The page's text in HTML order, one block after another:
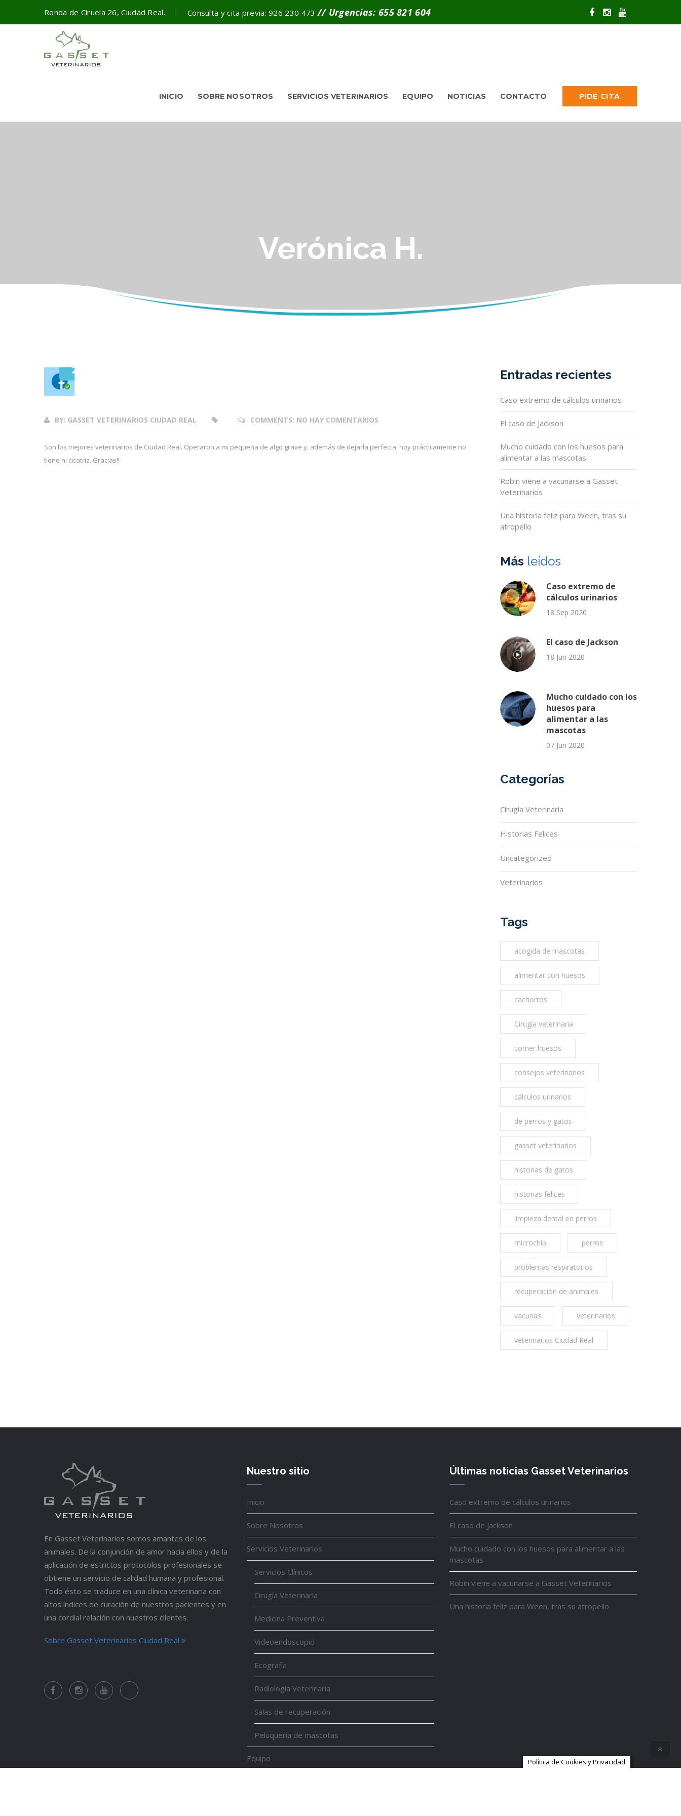
Ronda de Ciruela 26, Ciudad Real. Consulta y cita previa: 926 230 473// Urgencias: 655 821 604
INICIO SOBRE NOSOTROS SERVICIOS VETERINARIOS EQUIPO NOTICIAS CONTACTO PIDE CITA
Verónica H.
2017
BY: GASSET VETERINARIOS CIUDAD REAL COMMENTS: NO HAY COMENTARIOS
Son los mejores veterinarios de Ciudad Real. Operaron a mi pequeña de algo grave y, además de dejarla perfecta, hoy prácticamente no
tiene ni cicatriz. Gracias!!
Entradas recientes
Caso extremo de cálculos urinarios
El caso de Jackson
Mucho cuidado con los huesos para
alimentar a las mascotas
Robin viene a vacunarse a Gasset
Veterinarios
Una historia feliz para Ween, tras su
atropello
Más leídos
Caso extremo de
cálculos urinarios
18 Sep 2020
El caso de Jackson
18 Jun 2020
Mucho cuidado con los
huesos para
alimentar a las
mascotas
07 Jun 2020
Categorías
Cirugía Veterinaria
Historias Felices
Uncategorized
Veterinarios
Tags
acogida de mascotas
alimentar con huesos
cachorros
Cirugía veterinaria
comer huesos
consejos veterinarios
cálculos urinarios
de perros y gatos
gasset veterinarios
historias de gatos
historias felices
limpieza dental en perros
microchip perros
problemas respiratorios
recuperación de animales
vacunas veterinarios
veterinarios Ciudad Real
En Gasset Veterinarios somos amantes de los
animales. De la conjunción de amor hacia ellos y de la
aplicación de estrictos protocolos profesionales se
obtiene un servicio de calidad humana y profesional.
Todo ésto se traduce en una clínica veterinaria con
altos índices de curación de nuestros pacientes y en
una cordial relación con nuestros clientes.
Sobre Gasset Veterinarios Ciudad Real
Nuestro sitio
Inicio
Sobre Nosotros
Servicios Veterinarios
Servicios Clínicos
Cirugía Veterinaria
Medicina Preventiva
Videoendoscopio
Ecografía
Radiología Veterinaria
Salas de recuperación
Peluquería de mascotas
Equipo
Últimas noticias Gasset Veterinarios
Caso extremo de cálculos urinarios
El caso de Jackson
Mucho cuidado con los huesos para alimentar a las
mascotas
Robin viene a vacunarse a Gasset Veterinarios
Una historia feliz para Ween, tras su atropello
Política de Cookies y Privacidad